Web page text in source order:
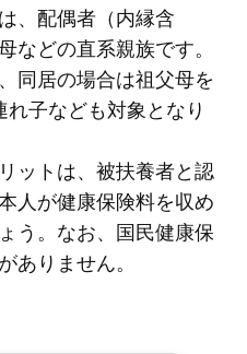
、配偶者（内縁含
などの直系親族です。
同居の場合は祖父母を
子なども対象となり
ットは、被扶養者と認
人が健康保険料を収め
う。なお、国民健康保
ありません。